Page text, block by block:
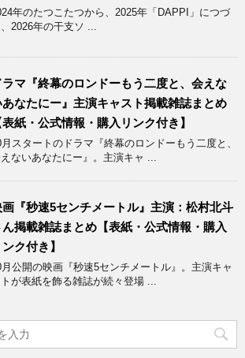
年のたつこたつから、2025年「DAPPI」につづ
、2026年の干支ソ ...
ラマ『終幕のロンドーもう二度と、会えな
あなたにー』主演キャスト掲載雑誌まとめ
表紙・公式情報・購入リンク付き】
月スタートのドラマ『終幕のロンドーもう二度と、
ないあなたにー』。主演キャ ...
画『秒速5センチメートル』主演：松村北斗
ん掲載雑誌まとめ【表紙・公式情報・購入
ンク付き】
月公開の映画『秒速5センチメートル』。主演キャ
が表紙を飾る雑誌が続々登場 ...